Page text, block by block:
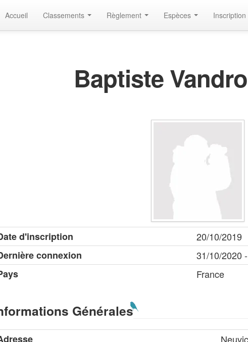
Accueil Classements Règlement Espèces Inscription
Baptiste
d'inscription
20/10/2019
connexion
31/10/2020
France
Générales
Neuvic